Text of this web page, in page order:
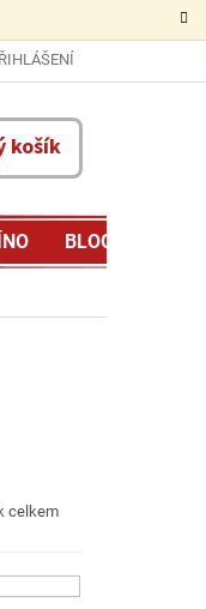
košík
BLOG
celkem